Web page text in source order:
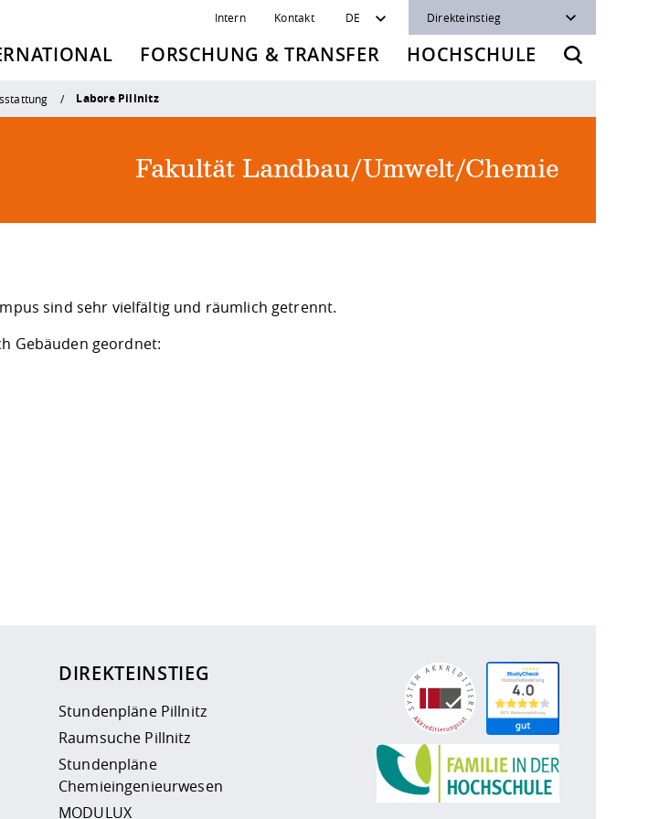
Intern Kontakt DE Direkteinstieg
FORSCHUNG & TRANSFER HOCHSCHULE
Labore Pillnitz
Fakultät Landbau/Umwelt/Chemie
sind sehr vielfältig und räumlich getrennt.
Gebäuden geordnet:
DIREKTEINSTIEG
Stundenpläne Pillnitz
Raumsuche Pillnitz
Stundenpläne
Chemieingenieurwesen
MODULUX